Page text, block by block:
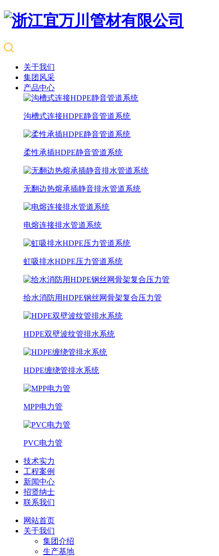
关于我们
集团风采
产品中心
沟槽式连接HDPE静音管道系统
柔性承插HDPE静音管道系统
无翻边热熔承插静音排水管道系统
电熔连接排水管道系统
虹吸排水HDPE压力管道系统
给水消防用HDPE钢丝网骨架复合压力管
HDPE双壁波纹管排水系统
HDPE缠绕管排水系统
MPP电力管
PVC电力管
技术实力
工程案例
新闻中心
招贤纳士
联系我们
网站首页
关于我们
集团介绍
生产基地